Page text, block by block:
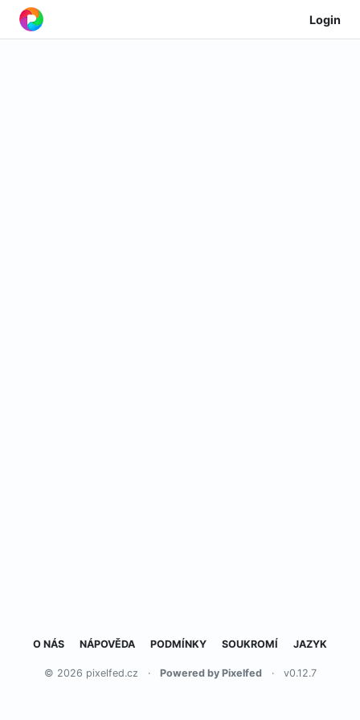
Login
O NÁS NÁPOVĚDA PODMÍNKY SOUKROMÍ JAZYK
© 2026 pixelfed.cz · Powered by Pixelfed · v0.12.7